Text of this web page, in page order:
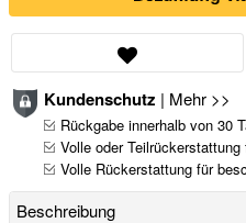
Kundenschutz | Mehr >>
Rückgabe innerhalb von 30
Volle oder
Volle Rückerstattung für
Beschreibung